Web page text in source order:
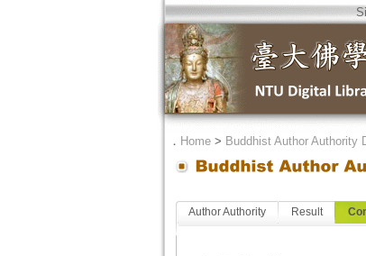
． Home> Buddhist Author Authority
Author Authority Result